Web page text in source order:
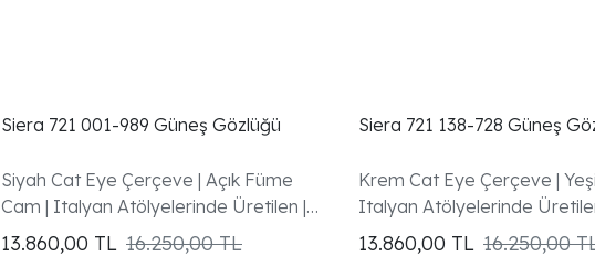
Siera 721 001-989 Güneş Gözlüğü
Siyah Cat Eye Çerçeve | Açık Füme
Cam | Italyan Atölyelerinde Üretilen |
UV400 | Garanti Dahil
13.860,00 TL 16.250,00 TL
Siera 721 138-728 Güneş
Krem Cat Eye Çerçeve |
Italyan Atölyelerinde
Garanti Dahil
13.860,00 TL 16.250,00